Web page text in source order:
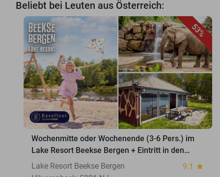
Beliebt bei Leuten aus Österreich:
53%
favorite_border
Wochenmitte oder Wochenende (3-6 Pers.) im
Lake Resort Beekse Bergen + Eintritt in den
Safaripark
Lake Resort Beekse Bergen 9.1 star